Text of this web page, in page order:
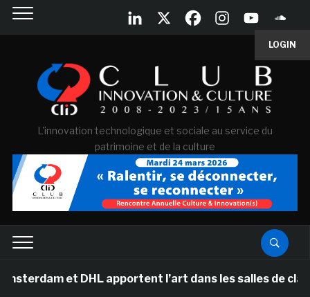
LOGIN
L'innovation technologique et sociale au service du
patrimoine et de la culture
et DHL apportent l’art dans les salles de classe